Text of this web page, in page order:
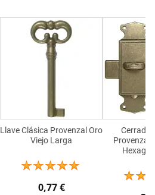
Llave Clásica Provenzal Oro
Viejo Larga
0,77 €
Provenzal